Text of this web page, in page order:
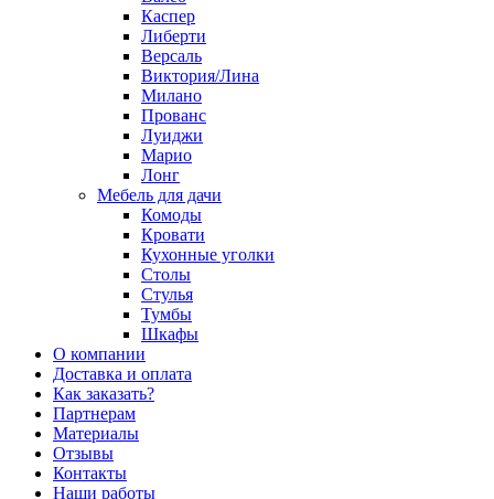
Каспер
Либерти
Версаль
Виктория/Лина
Милано
Прованс
Луиджи
Марио
Лонг
Мебель для дачи
Комоды
Кровати
Кухонные уголки
Столы
Стулья
Тумбы
Шкафы
О компании
Доставка и оплата
Как заказать?
Партнерам
Материалы
Отзывы
Контакты
Наши работы